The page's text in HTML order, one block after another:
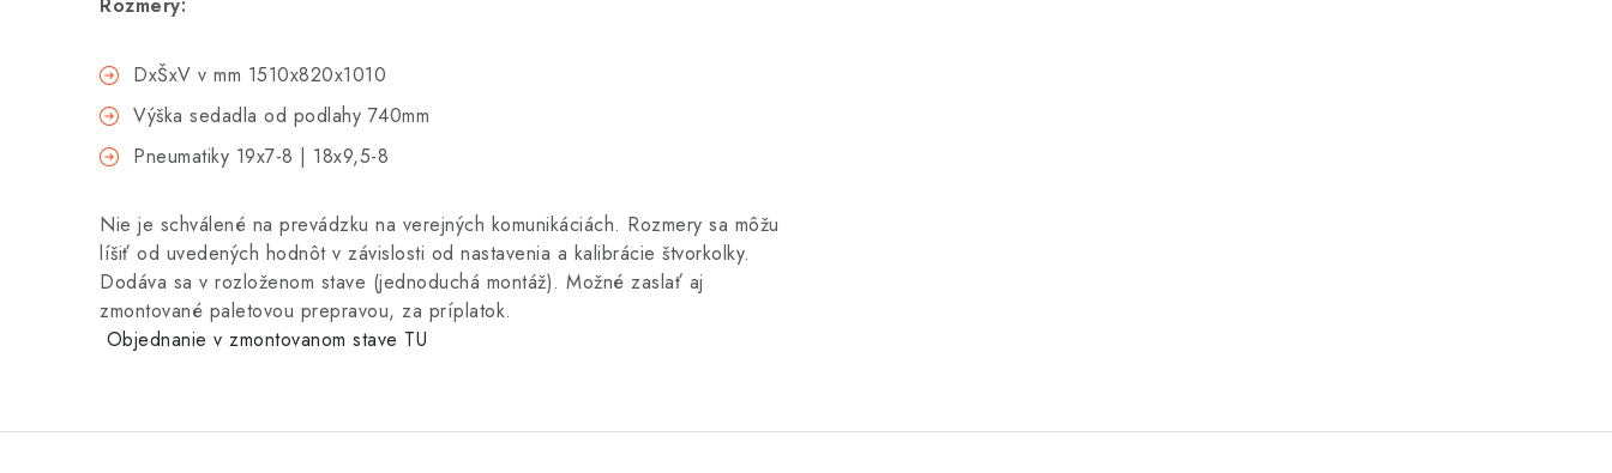
DxŠxV v mm 1510x820x1010
Výška sedadla od podlahy 740mm
Pneumatiky 19x7-8 | 18x9,5-8
Nie je schválené na prevádzku na verejných komunikáciách. Rozmery sa môžu
líšiť od uvedených hodnôt v závislosti od nastavenia a kalibrácie štvorkolky.
Dodáva sa v rozloženom stave (jednoduchá montáž). Možné zaslať aj
zmontované paletovou prepravou, za príplatok.
Objednanie v zmontovanom stave TU